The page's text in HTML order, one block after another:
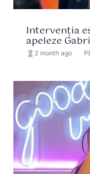
Intervenția
apeleze
hourglass_full 2 month ago